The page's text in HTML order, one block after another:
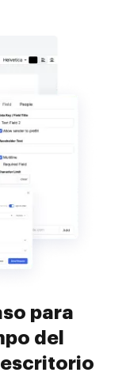
para
del
escritorio